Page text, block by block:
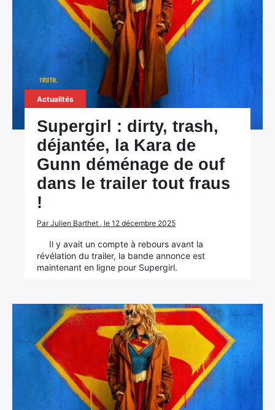
Actualités
Supergirl : dirty, trash,
déjantée, la Kara de
Gunn déménage de ouf
dans le trailer tout fraus
!
Par Julien Barthet , le 12 décembre 2025
Il y avait un compte à rebours avant la
révélation du trailer, la bande annonce est
maintenant en ligne pour Supergirl.